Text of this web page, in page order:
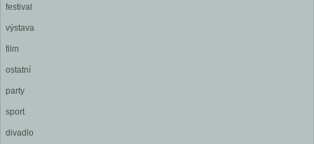
festival
výstava
film
ostatní
party
sport
divadlo